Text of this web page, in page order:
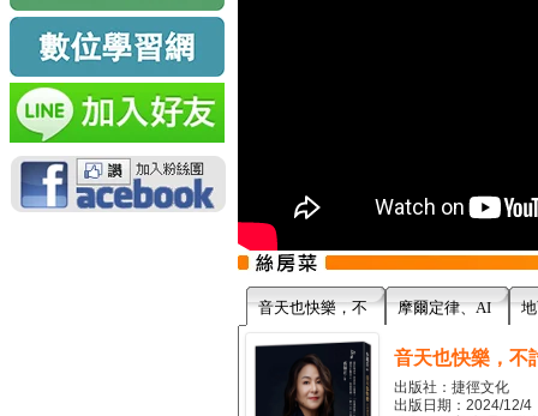
音天也快樂，不 摩爾定律、AI
音天也快樂，不
出版社：捷徑文化
出版日期：2024/12/4